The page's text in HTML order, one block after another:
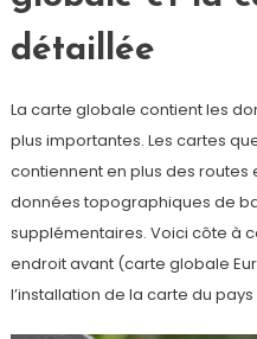
détaillée
La carte globale contient les
plus importantes. Les cartes
contiennent en plus des routes
données topographiques de
supplémentaires. Voici côte à
endroit avant (carte globale
l’installation de la carte du